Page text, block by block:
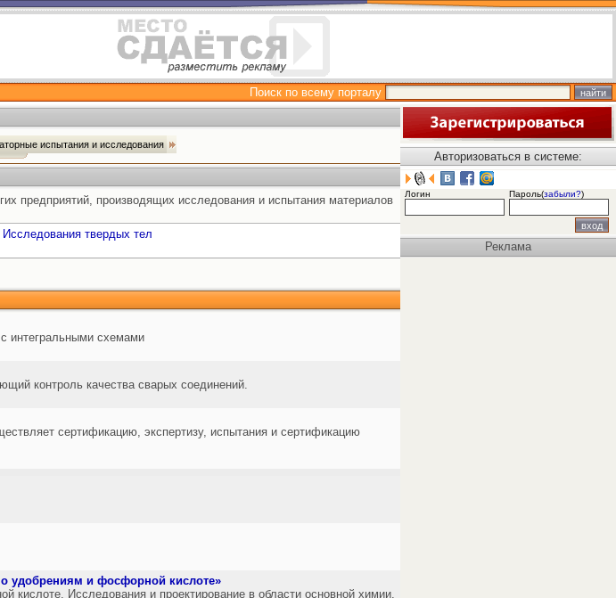
Поиск по всему порталу
испытания и исследования
предприятий, производящих исследования и испытания материалов
Исследования твердых тел
интегральными схемами
контроль качества сварых соединений.
сертификацию, экспертизу, испытания и сертификацию
удобрениям и фосфорной кислоте»
кислоте. Исследования и проектирование в области основной химии.
Авторизоваться в системе:
Логин Пароль(забыли?)
Реклама